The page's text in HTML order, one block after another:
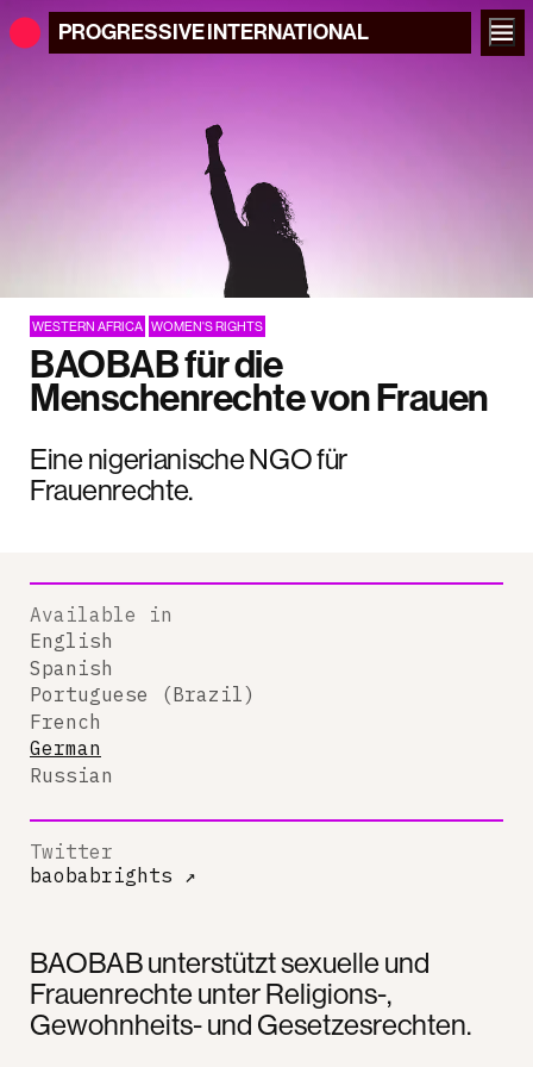
PROGRESSIVEINTERNATIONAL
WESTERN AFRICA WOMEN'S RIGHTS
BAOBAB für die
Menschenrechte von Frauen
Eine nigerianische NGO für
Frauenrechte.
BAOBAB unterstützt sexuelle und
Frauenrechte unter Religions-,
Gewohnheits- und Gesetzesrechten.
Available in
English
Spanish
Portuguese (Brazil)
French
German
Russian
Twitter
baobabrights ↗